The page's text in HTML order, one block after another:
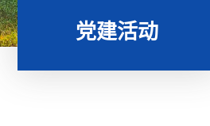
党建活动